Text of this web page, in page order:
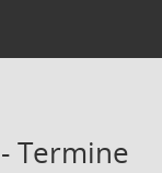
Termine